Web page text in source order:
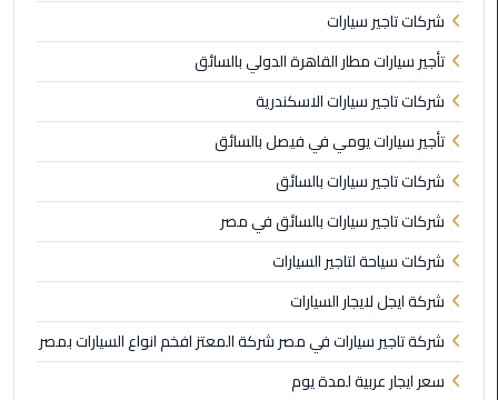
مكاتب
ليموزين
الاسكندرية
ليموزين
مايو
ليموزين
حلوان
ليموزين
الإسماعيلية
ليموزين
شركات تاجير سيارات
تأجير سيارات مطار القاهرة الدولي بالسائق
شركات تاجير سيارات الاسكندرية
تأجير سيارات يومي في فيصل بالسائق
شركات تاجير سيارات بالسائق
شركات تاجير سيارات بالسائق في مصر
شركات سياحة لتاجير السيارات
شركة ايجل لايجار السيارات
شركة تاجير سيارات في مصر شركة المعتز افخم انواع السيارات بمصر
سعر ايجار عربية لمدة يوم